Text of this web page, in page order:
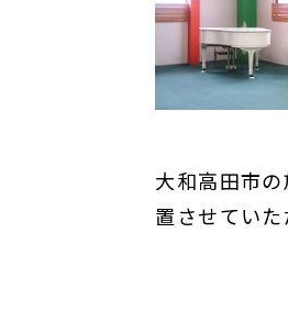
大和高田市
置させてい